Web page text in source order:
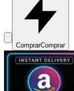
ComprarComprar